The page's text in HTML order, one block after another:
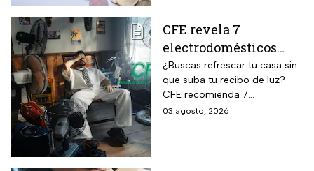
CFE revela 7
electrodomésticos
para combatir el calor
sin que se dispare tu
recibo de luz
¿Buscas refrescar tu casa sin
que suba tu recibo de luz?
CFE recomienda 7
electrodomésticos eficientes
03 agosto, 2026